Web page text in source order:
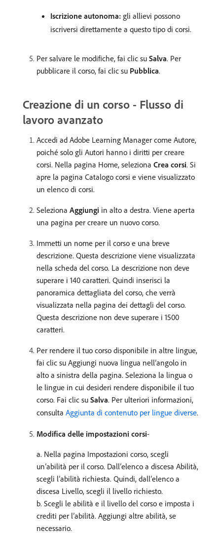
Iscrizione autonoma: gli allievi possono
iscriversi direttamente a questo tipo di corsi.
Per salvare le modifiche, fai clic su Salva. Per
pubblicare il corso, fai clic su Pubblica.
Creazione di un corso - Flusso di
lavoro avanzato
Accedi ad Adobe Learning Manager come Autore,
poiché solo gli Autori hanno i diritti per creare
corsi. Nella pagina Home, seleziona Crea corsi. Si
apre la pagina Catalogo corsi e viene visualizzato
un elenco di corsi.
Seleziona Aggiungi in alto a destra. Viene aperta
una pagina per creare un nuovo corso.
Immetti un nome per il corso e una breve
descrizione. Questa descrizione viene visualizzata
nella scheda del corso. La descrizione non deve
superare i 140 caratteri. Quindi inserisci la
panoramica dettagliata del corso, che verrà
visualizzata nella pagina dei dettagli del corso.
Questa descrizione non deve superare i 1500
caratteri.
Per rendere il tuo corso disponibile in altre lingue,
fai clic su Aggiungi nuova lingua nell’angolo in
alto a sinistra della pagina. Seleziona la lingua o
le lingue in cui desideri rendere disponibile il tuo
corso. Fai clic su Salva. Per ulteriori informazioni,
consulta Aggiunta di contenuto per lingue diverse.
Modifica delle impostazioni corsi-
a. Nella pagina Impostazioni corso, scegli
un’abilità per il corso. Dall’elenco a discesa Abilità,
scegli l’abilità richiesta. Quindi, dall’elenco a
discesa Livello, scegli il livello richiesto.
b. Scegli le abilità e il livello del corso e imposta i
crediti per l’abilità. Aggiungi altre abilità, se
necessario.